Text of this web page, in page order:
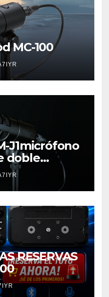
MC-100
J1micrófono
doble
RESERVAS